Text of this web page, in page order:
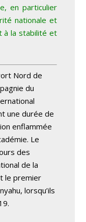
en particulier
nationale et
à la stabilité et
Nord de
du
une durée de
enflammée
Le
des
de la
le premier
lorsqu’ils